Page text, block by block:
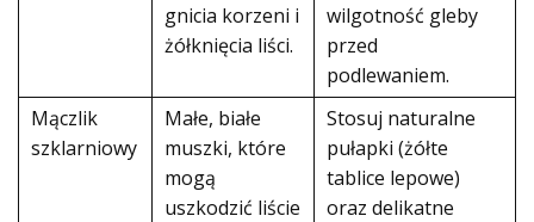
gnicia korzeni i
żółknięcia liści.
wilgotność gleby
przed
podlewaniem.
Mączlik
szklarniowy
Małe, białe
muszki, które
mogą
uszkodzić liście
Stosuj naturalne
pułapki (żółte
tablice lepowe)
oraz delikatne